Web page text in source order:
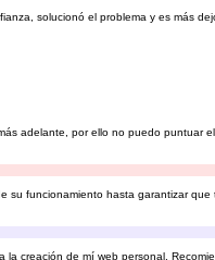
solucionó el problema y es más
adelante, por ello no puedo puntuar
funcionamiento hasta garantizar
creación de mí web personal.